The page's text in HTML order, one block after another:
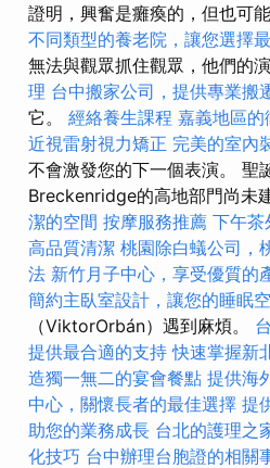
證明，興奮是癱瘓的，但也可
不同類型的養老院，讓您選擇
無法與觀眾抓住觀眾，他們的
理 台中搬家公司，提供專業搬
它。 經絡養生課程 嘉義地區的
近視雷射視力矯正 完美的室內
不會激發您的下一個表演。 聖
Breckenridge的高地部門尚未
潔的空間 按摩服務推薦 下午茶
高品質清潔 桃園除白蟻公司，
法 新竹月子中心，享受優質的
簡約主臥室設計，讓您的睡眠
（ViktorOrbán）遇到麻煩。
提供最合適的支持 快速掌握新
造獨一無二的宴會餐點 提供海
中心，關懷長者的最佳選擇 提
助您的業務成長 台北的護理之
化技巧 台中辦理台胞證的相關